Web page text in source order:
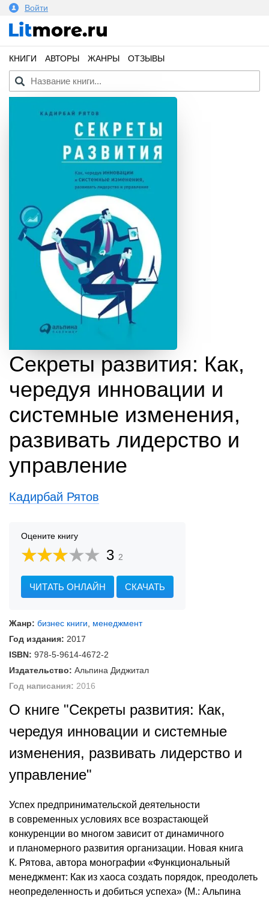
Войти
КНИГИ АВТОРЫ ЖАНРЫ ОТЗЫВЫ
Секреты развития: Как,
чередуя инновации и
системные изменения,
развивать лидерство и
управление
Кадирбай Рятов
Оцените книгу
3 2
ЧИТАТЬ ОНЛАЙН СКАЧАТЬ
Жанр: бизнес книги
менеджмент
Год издания: 2017
ISBN: 978-5-9614-4672-2
Издательство: Альпина Диджитал
Год написания: 2016
О книге "Секреты развития: Как,
чередуя инновации и системные
изменения, развивать лидерство и
управление"
Успех предпринимательской деятельности
в современных условиях все возрастающей
конкуренции во многом зависит от динамичного
и планомерного развития организации. Новая книга
К. Рятова, автора монографии «Функциональный
менеджмент: Как из хаоса создать порядок, преодолеть
неопределенность и добиться успеха» (М.: Альпина